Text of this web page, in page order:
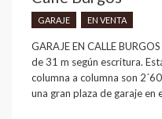
GARAJE EN VENTA
GARAJE EN CALLE
de 31 m según escritura.
columna a columna son
una gran plaza de garaje en